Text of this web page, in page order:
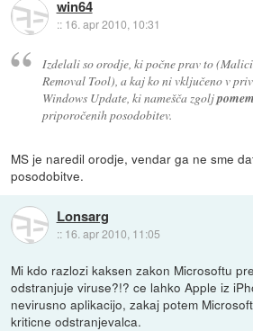
win64
:: 16. apr 2010, 10:31
Izdelali so orodje, ki počne prav to
Removal Tool), a kaj ko ni vključeno v
Windows Update, ki namešča zgolj
priporočenih posodobitev.
MS je naredil orodje, vendar ga ne sme
posodobitve.
Lonsarg
:: 16. apr 2010, 11:05
Mi kdo razlozi kaksen zakon Microsoftu
odstranjuje viruse?!? ce lahko Apple iz
nevirusno aplikacijo, zakaj potem
kriticne odstranjevalca.